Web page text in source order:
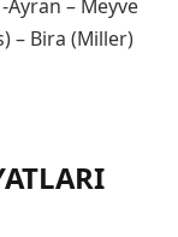
Ayran – Meyve
– Bira (Miller)